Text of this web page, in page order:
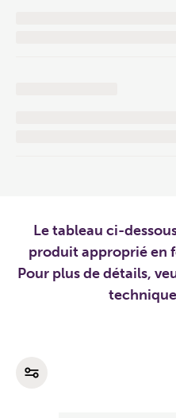
Le tableau ci-
produit approprié en
Pour plus de détails,